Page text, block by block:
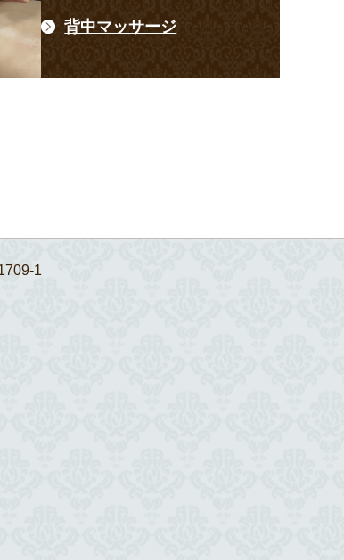
背中マッサージ
1